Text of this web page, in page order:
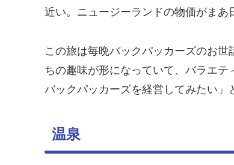
近い。ニュージーランドの物価がまあ
この旅は毎晩バックパッカーズのお
ちの趣味が形になっていて、バラエ
バックパッカーズを経営してみたい」
温泉